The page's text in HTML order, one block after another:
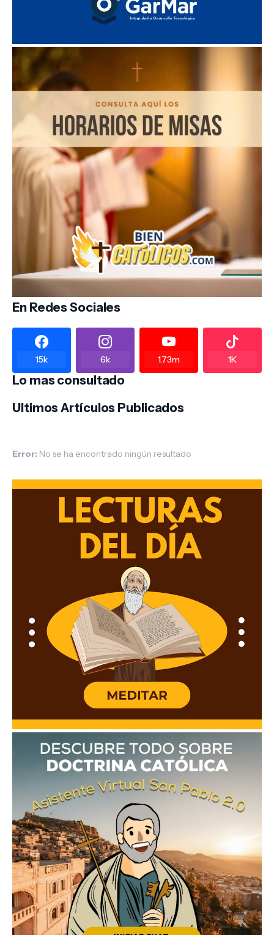
En Redes Sociales
15k 6k 1.73m 1K
Lo mas consultado
Ultimos Artículos Publicados
Error: No se ha encontrado ningún resultado